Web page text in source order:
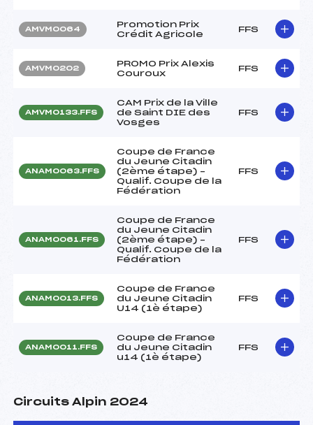
AMVM0064
Promotion Prix
Crédit Agricole
FFS
AMVM0202
PROMO Prix Alexis
Couroux
FFS
AMVM0133.FFS
CAM Prix de la Ville
de Saint DIE des
Vosges
FFS
ANAM0063.FFS
Coupe de France
du Jeune Citadin
(2ème étape) –
Qualif. Coupe de la
Fédération
FFS
ANAM0061.FFS
Coupe de France
du Jeune Citadin
(2ème étape) –
Qualif. Coupe de la
Fédération
FFS
ANAM0013.FFS
Coupe de France
du Jeune Citadin
U14 (1è étape)
FFS
ANAM0011.FFS
Coupe de France
du Jeune Citadin
u14 (1è étape)
FFS
Circuits Alpin 2024